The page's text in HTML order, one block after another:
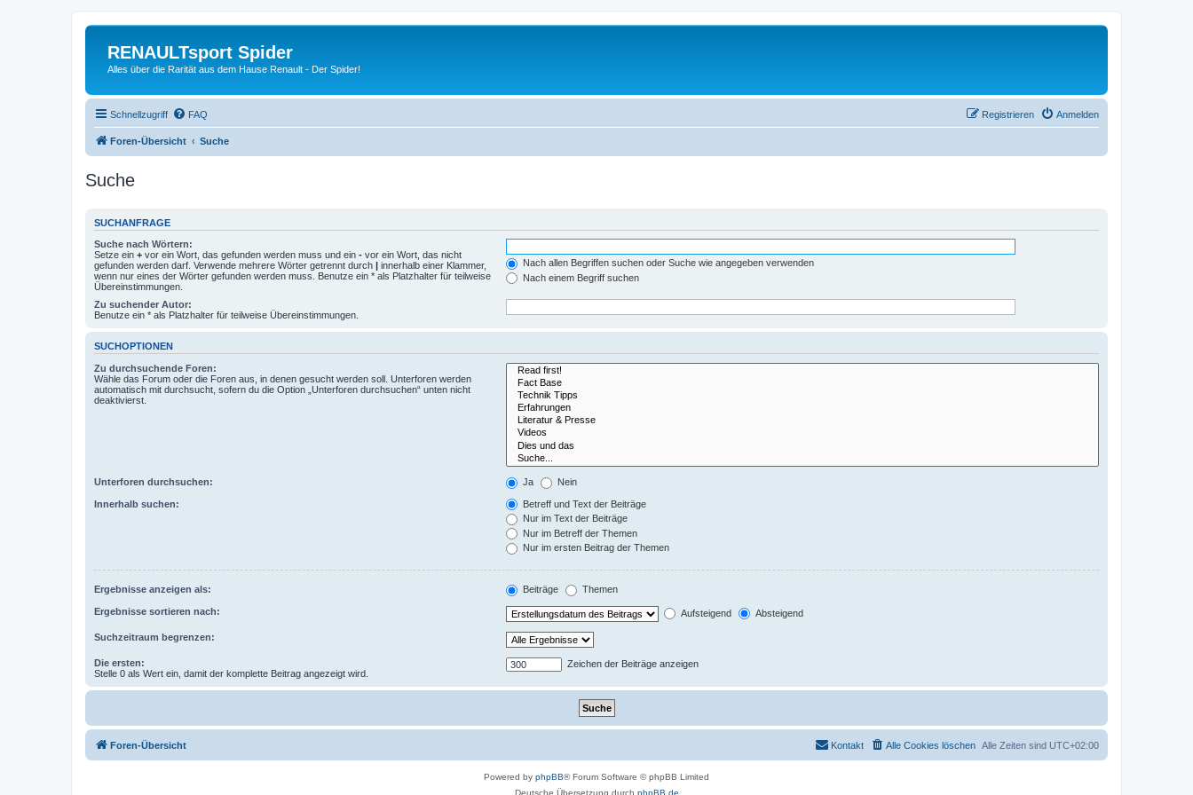
RENAULTsport Spider
Alles über die Rarität aus dem Hause Renault - Der Spider!
Schnellzugriff FAQ Anmelden
Registrieren
Foren-Übersicht Suche
Suche
SUCHANFRAGE
Suche nach Wörtern:
Setze ein + vor ein Wort, das gefunden werden muss und ein - vor ein Wort, das nicht
gefunden werden darf. Verwende mehrere Wörter getrennt durch | innerhalb einer Klammer,
wenn nur eines der Wörter gefunden werden muss. Benutze ein * als Platzhalter für teilweise
Übereinstimmungen.
Nach allen Begriffen suchen oder Suche wie angegeben verwenden
Nach einem Begriff suchen
Zu suchender Autor:
Benutze ein * als Platzhalter für teilweise Übereinstimmungen.
SUCHOPTIONEN
Zu durchsuchende Foren:
Wähle das Forum oder die Foren aus, in denen gesucht werden soll. Unterforen werden
automatisch mit durchsucht, sofern du die Option „Unterforen durchsuchen“ unten nicht
deaktivierst.
Unterforen durchsuchen: Ja Nein
Innerhalb suchen:
Betreff und Text der Beiträge
Nur im Text der Beiträge
Nur im Betreff der Themen
Nur im ersten Beitrag der Themen
Ergebnisse anzeigen als: Beiträge Themen
Ergebnisse sortieren nach: Aufsteigend Absteigend
Suchzeitraum begrenzen:
Die ersten:
Stelle 0 als Wert ein, damit der komplette Beitrag angezeigt wird.
Zeichen der Beiträge anzeigen
Foren-Übersicht Alle Zeiten sind UTC+02:00
Alle Cookies löschen
Kontakt
Powered by phpBB® Forum Software © phpBB Limited
Deutsche Übersetzung durch phpBB.de